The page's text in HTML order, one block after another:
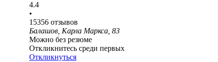
4.4
•
15356 отзывов
Балашов, Карла Маркса, 83
Можно без резюме
Откликнитесь среди первых
Откликнуться